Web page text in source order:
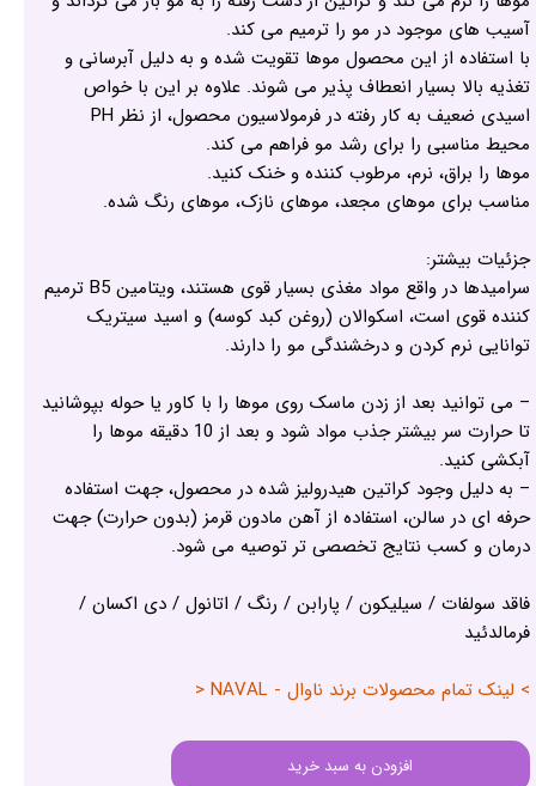
آسیب های موجود در مو را ترمیم می کند.
با استفاده از این محصول موها تقویت شده و به دلیل آبرسانی و
تغذیه بالا بسیار انعطاف پذیر می شوند. علاوه بر این با خواص
اسیدی ضعیف به کار رفته در فرمولاسیون محصول، از نظر PH
محیط مناسبی را برای رشد مو فراهم می کند.
موها را براق، نرم، مرطوب کننده و خنک کنید.
مناسب برای موهای مجعد، موهای نازک، موهای رنگ شده.
جزئیات بیشتر:
سرامیدها در واقع مواد مغذی بسیار قوی هستند، ویتامین B5 ترمیم
کننده قوی است، اسکوالان (روغن کبد کوسه) و اسید سیتریک
توانایی نرم کردن و درخشندگی مو را دارند.
– می توانید بعد از زدن ماسک روی موها را با کاور یا حوله بپوشانید
تا حرارت سر بیشتر جذب مواد شود و بعد از 10 دقیقه موها را
آبکشی کنید.
– به دلیل وجود کراتین هیدرولیز شده در محصول، جهت استفاده
حرفه ای در سالن، استفاده از آهن مادون قرمز (بدون حرارت) جهت
درمان و کسب نتایج تخصصی تر توصیه می شود.
فاقد سولفات / سیلیکون / پارابن / رنگ / اتانول / دی اکسان /
فرمالدئید
> لینک تمام محصولات برند ناوال - NAVAL <
افزودن به سبد خرید